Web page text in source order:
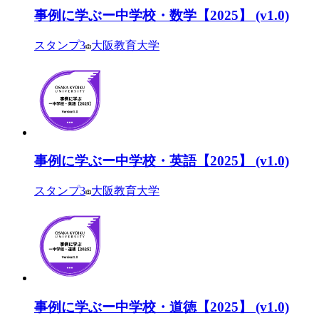
事例に学ぶー中学校・数学【2025】 (v1.0)
スタンプ3 大阪教育大学
事例に学ぶー中学校・英語【2025】 (v1.0)
スタンプ3 大阪教育大学
事例に学ぶー中学校・道徳【2025】 (v1.0)